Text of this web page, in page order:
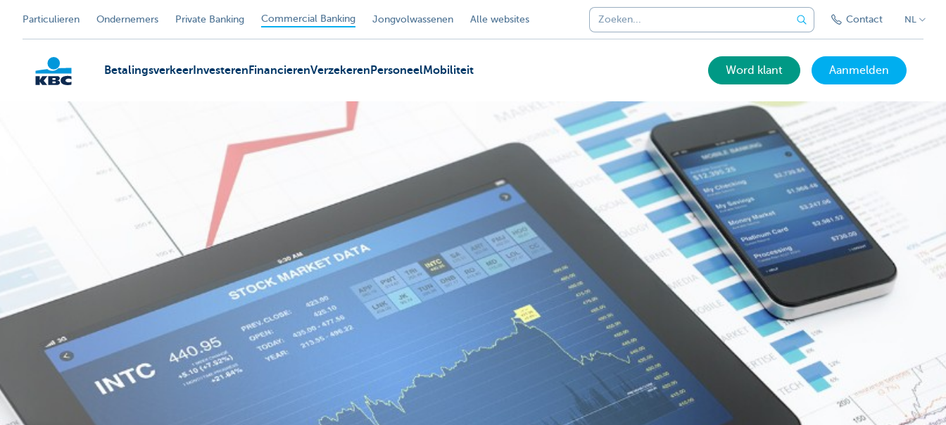
Particulieren Ondernemers Private Banking Commercial Banking Jongvolwassenen Alle websites Contact NL
Corporate
Betalingsverkeer Investeren FinancierenVerzekeren PersoneelMobiliteit Word klant Aanmelden